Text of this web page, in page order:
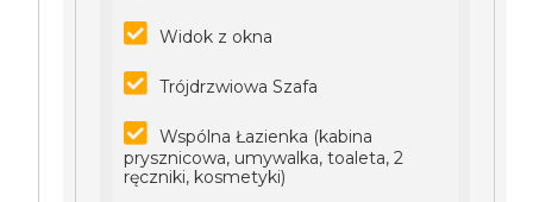
Widok z okna
Trójdrzwiowa Szafa
Wspólna Łazienka (kabina
prysznicowa, umywalka, toaleta, 2
ręczniki, kosmetyki)